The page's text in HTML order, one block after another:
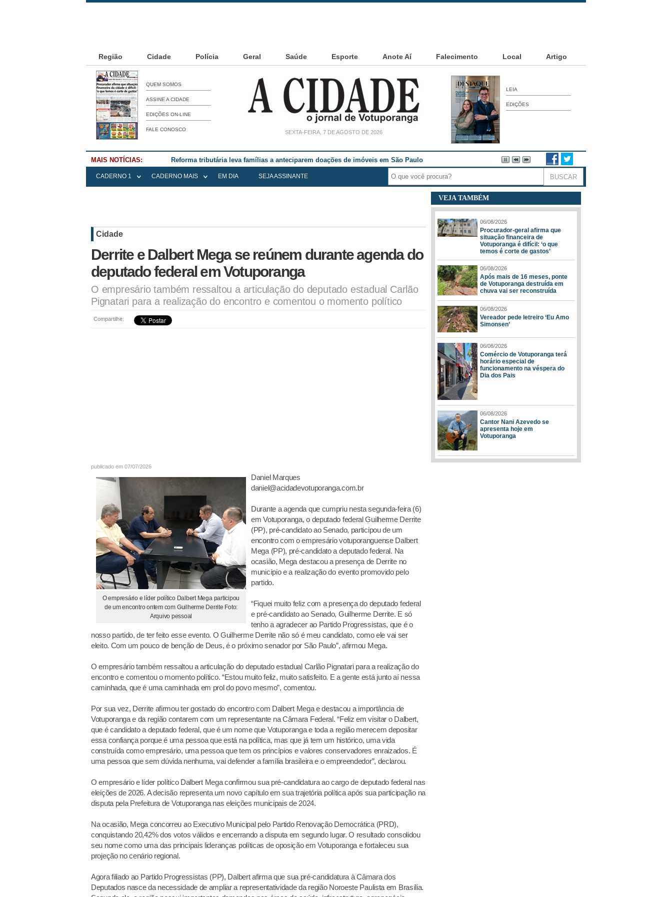
Região Cidade Polícia Geral Saúde Esporte Anote Aí Falecimento Local Artigo
QUEM SOMOS
ASSINE A CIDADE
EDIÇÕES ON-LINE
FALE CONOSCO SEXTA-FEIRA, 7 DE AGOSTO DE 2026
LEIA
EDIÇÕES
MAIS NOTÍCIAS: Reforma tributária leva famílias a anteciparem doações de imóveis em São Paulo
CADERNO 1 CADERNO MAIS EM DIA SEJA ASSINANTE
Cidade
Derrite e Dalbert Mega se reúnem durante agenda do
deputado federal em Votuporanga
O empresário também ressaltou a articulação do deputado estadual Carlão
Pignatari para a realização do encontro e comentou o momento político
Compartilhe:
publicado em 07/07/2026
O empresário e líder político Dalbert Mega participou
de um encontro ontem com Guilherme Derrite Foto:
Arquivo pessoal
Daniel Marques
daniel@acidadevotuporanga.com.br
Durante a agenda que cumpriu nesta segunda-feira (6)
em Votuporanga, o deputado federal Guilherme Derrite
(PP), pré-candidato ao Senado, participou de um
encontro com o empresário votuporanguense Dalbert
Mega (PP), pré-candidato a deputado federal. Na
ocasião, Mega destacou a presença de Derrite no
município e a realização do evento promovido pelo
partido.
“Fiquei muito feliz com a presença do deputado federal
e pré-candidato ao Senado, Guilherme Derrite. E só
tenho a agradecer ao Partido Progressistas, que é o
nosso partido, de ter feito esse evento. O Guilherme Derrite não só é meu candidato, como ele vai ser
eleito. Com um pouco de benção de Deus, é o próximo senador por São Paulo”, afirmou Mega.
O empresário também ressaltou a articulação do deputado estadual Carlão Pignatari para a realização do
encontro e comentou o momento político. “Estou muito feliz, muito satisfeito. E a gente está junto aí nessa
caminhada, que é uma caminhada em prol do povo mesmo”, comentou.
Por sua vez, Derrite afirmou ter gostado do encontro com Dalbert Mega e destacou a importância de
Votuporanga e da região contarem com um representante na Câmara Federal. “Feliz em visitar o Dalbert,
que é candidato a deputado federal, que é um nome que Votuporanga e toda a região merecem depositar
essa confiança porque é uma pessoa que está na política, mas que já tem um histórico, uma vida
construída como empresário, uma pessoa que tem os princípios e valores conservadores enraizados. É
uma pessoa que sem dúvida nenhuma, vai defender a família brasileira e o empreendedor”, declarou.
O empresário e líder político Dalbert Mega confirmou sua pré-candidatura ao cargo de deputado federal nas
eleições de 2026. A decisão representa um novo capítulo em sua trajetória política após sua participação na
disputa pela Prefeitura de Votuporanga nas eleições municipais de 2024.
Na ocasião, Mega concorreu ao Executivo Municipal pelo Partido Renovação Democrática (PRD),
conquistando 20,42% dos votos válidos e encerrando a disputa em segundo lugar. O resultado consolidou
seu nome como uma das principais lideranças políticas de oposição em Votuporanga e fortaleceu sua
projeção no cenário regional.
Agora filiado ao Partido Progressistas (PP), Dalbert afirma que sua pré-candidatura à Câmara dos
Deputados nasce da necessidade de ampliar a representatividade da região Noroeste Paulista em Brasília.
VEJA TAMBÉM
06/08/2026
Procurador-geral afirma que
situação financeira de
Votuporanga é difícil: ‘o que
temos é corte de gastos’
06/08/2026
Após mais de 16 meses, ponte
de Votuporanga destruída em
chuva vai ser reconstruída
06/08/2026
Vereador pede letreiro ‘Eu Amo
Simonsen’
06/08/2026
Comércio de Votuporanga terá
horário especial de
funcionamento na véspera do
Dia dos Pais
06/08/2026
Cantor Nani Azevedo se
apresenta hoje em
Votuporanga